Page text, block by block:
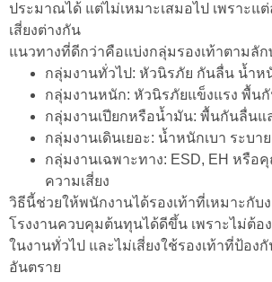
ประมาณได้ แต่ไม่เหมาะเสมอไป เพราะแ
เสี่ยงต่างกัน
แนวทางที่ดีกว่าคือแบ่งกลุ่มรองเท้าตามลั
กลุ่มงานทั่วไป: หัวนิรภัย กันลื่น น้ำห
กลุ่มงานหนัก: หัวนิรภัยแข็งแรง พื้น
กลุ่มงานเปียกหรือน้ำมัน: พื้นกันลื่น
กลุ่มงานเดินเยอะ: น้ำหนักเบา ระบ
กลุ่มงานเฉพาะทาง: ESD, EH หรือ
ความเสี่ยง
วิธีนี้ช่วยให้พนักงานได้รองเท้าที่เหมาะกับ
โรงงานควบคุมต้นทุนได้ดีขึ้น เพราะไม่ต้อง
ในงานทั่วไป และไม่เสี่ยงใช้รองเท้าที่ป้อง
อันตราย